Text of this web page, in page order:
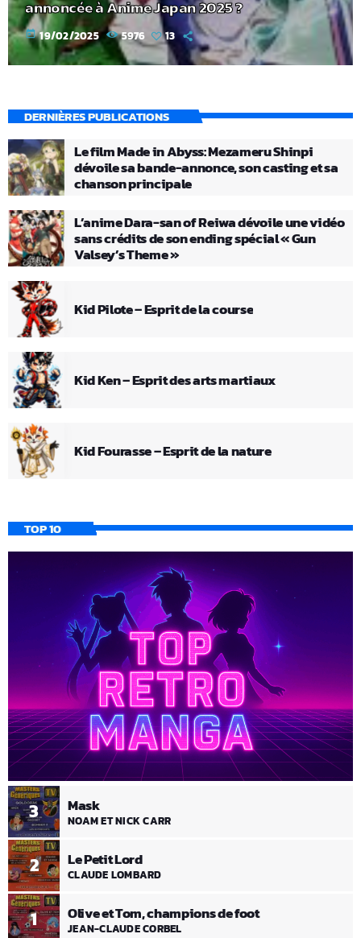
annoncée à Anime Japan 2025 ?
today 19/02/2025 5976 13
DERNIÈRES PUBLICATIONS
Le film Made in Abyss: Mezameru Shinpi
dévoile sa bande-annonce, son casting et sa
chanson principale
L’anime Dara-san of Reiwa dévoile une vidéo
sans crédits de son ending spécial « Gun
Valsey’s Theme »
Kid Pilote – Esprit de la course
Kid Ken – Esprit des arts martiaux
Kid Fourasse – Esprit de la nature
TOP 10
1 Olive et Tom, champions de foot
JEAN-CLAUDE CORBEL
2 Le Petit Lord
CLAUDE LOMBARD
3 Mask
NOAM ET NICK CARR